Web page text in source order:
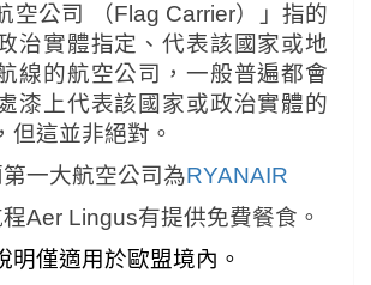
空公司 （Flag Carrier）」指的
治實體指定、代表該國家或地
線的航空公司，一般普遍都會
漆上代表該國家或政治實體的
但這並非絕對。
一大航空公司為RYANAIR
Aer Lingus有提供免費餐食。
明僅適用於歐盟境內。